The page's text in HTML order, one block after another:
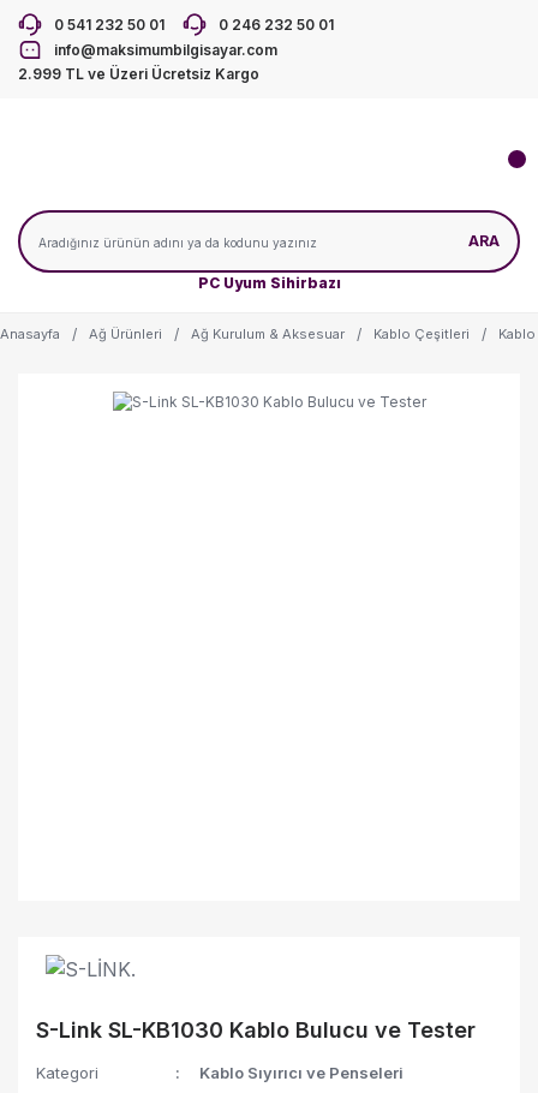
0 541 232 50 01
0 246 232 50 01
info@maksimumbilgisayar.com
2.999 TL ve Üzeri Ücretsiz Kargo
PC Uyum Sihirbazı
ARA
Anasayfa Ağ Ürünleri Ağ Kurulum & Aksesuar Kablo Çeşitleri Kablo
S-Link SL-KB1030 Kablo Bulucu ve Tester
Kategori
Kablo Sıyırıcı ve Penseleri